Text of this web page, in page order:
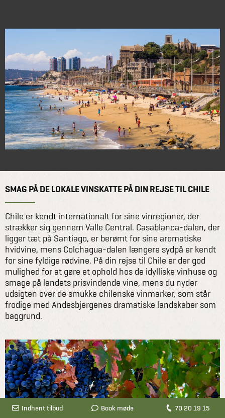
Indhent tilbud Book møde 70 20 19 15
SMAG PÅ DE LOKALE VINSKATTE PÅ DIN REJSE TIL CHILE
Chile er kendt internationalt for sine vinregioner, der
strækker sig gennem Valle Central. Casablanca-dalen, der
ligger tæt på Santiago, er berømt for sine aromatiske
hvidvine, mens Colchagua-dalen længere sydpå er kendt
for sine fyldige rødvine. På din rejse til Chile er der god
mulighed for at gøre et ophold hos de idylliske vinhuse og
smage på landets prisvindende vine, mens du nyder
udsigten over de smukke chilenske vinmarker, som står
frodige med Andesbjergenes dramatiske landskaber som
baggrund.